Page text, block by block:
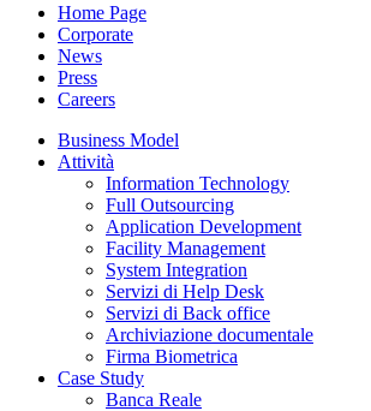
Home Page
Corporate
News
Press
Careers
Business Model
Attività
Information Technology
Full Outsourcing
Application Development
Facility Management
System Integration
Servizi di Help Desk
Servizi di Back office
Archiviazione documentale
Firma Biometrica
Case Study
Banca Reale